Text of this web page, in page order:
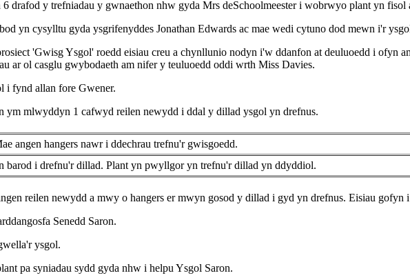
drafod y trefniadau y gwnaethon nhw gyda Mrs deSchoolmeester i wobrwyo plant yn
yn cysylltu gyda ysgrifenyddes Jonathan Edwards ac mae wedi cytuno dod mewn i'r
'Gwisg Ysgol' roedd eisiau creu a chynllunio nodyn i'w ddanfon at deuluoedd i ofyn
ar ol casglu gwybodaeth am nifer y teuluoedd oddi wrth Miss Davies.
i fynd allan fore Gwener.
ym mlwyddyn 1 cafwyd reilen newydd i ddal y dillad ysgol yn drefnus.
angen hangers nawr i ddechrau trefnu'r gwisgoedd.
barod i drefnu'r dillad. Plant yn pwyllgor yn trefnu'r dillad yn ddyddiol.
reilen newydd a mwy o hangers er mwyn gosod y dillad i gyd yn drefnus. Eisiau
Senedd Saron.
ysgol.
pa syniadau sydd gyda nhw i helpu Ysgol Saron.